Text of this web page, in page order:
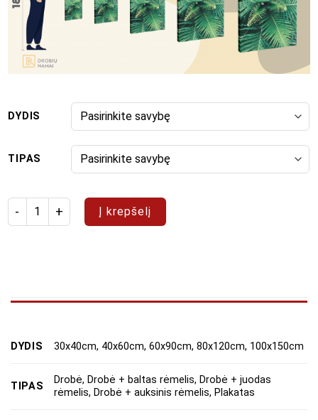
DYDIS
TIPAS
produkto kiekis: Paveikslas "Papūgėlė"
Į krepšelį
DYDIS 30x40cm, 40x60cm, 60x90cm, 80x120cm, 100x150cm
TIPAS
Drobė, Drobė + baltas rėmelis, Drobė + juodas
rėmelis, Drobė + auksinis rėmelis, Plakatas